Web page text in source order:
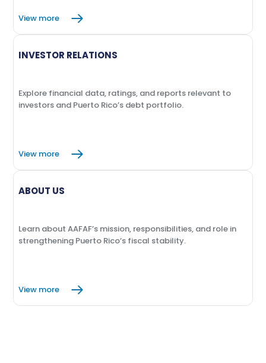
View more
INVESTOR RELATIONS
Explore financial data, ratings, and reports relevant to
investors and Puerto Rico’s debt portfolio.
View more
ABOUT US
Learn about AAFAF’s mission, responsibilities, and role in
strengthening Puerto Rico’s fiscal stability.
View more